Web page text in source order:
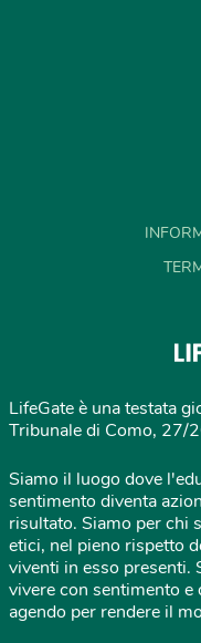
LifeGate è una testata
Tribunale di Como, 27/
Siamo il luogo dove
sentimento diventa
risultato. Siamo per chi
etici, nel pieno rispetto
viventi in esso presenti.
vivere con sentimento
agendo per rendere il